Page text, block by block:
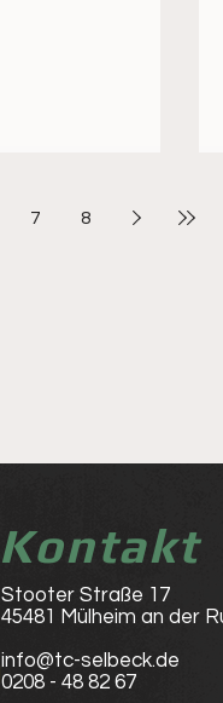
7 8
Kontakt
Stooter Straße 17
45481 Mülheim an der
info@tc-selbeck.de
0208 - 48 82 67